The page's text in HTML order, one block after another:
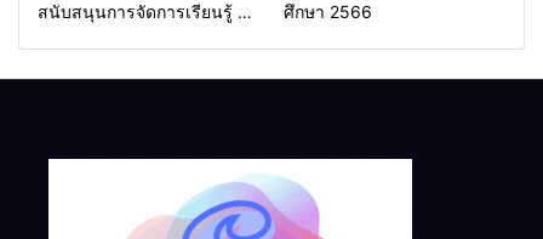
สนับสนุนการจัดการเรียนรู้ ปี
ศึกษา 2566